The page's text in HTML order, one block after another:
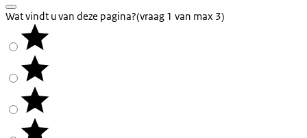
Wat vindt u van deze pagina?(vraag 1 van max 3)